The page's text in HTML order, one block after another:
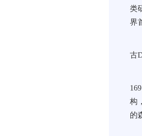
类
界
古
构
的